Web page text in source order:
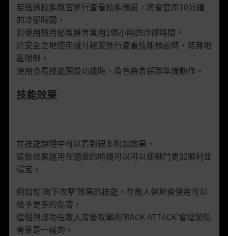
若透過技能教官進行查看技能預設，將會套用10分鐘
的冷卻時間，
若使用殘月秘笈將會套用1個小時的冷卻時間。
於安全之地使用殘月秘笈進行查看技能預設時，將無地
區限制。
使用查看技能預設功能時，角色將會採取準備動作。
技能效果
在技能說明中可以看到很多附加效果，
這些效果運用在適當的時機可以可以使戰鬥更加順利並
穩定。
例如有'向下攻擊'效果的技能，在敵人倒地後使用可以
給予更多的傷害，
這個與成功在敵人背後攻擊的'BACK ATTACK'會增加傷
害量是一樣的。